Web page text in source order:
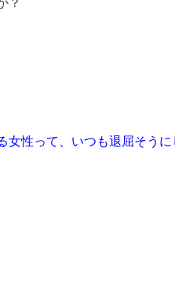
？
女性って、いつも退屈そうに